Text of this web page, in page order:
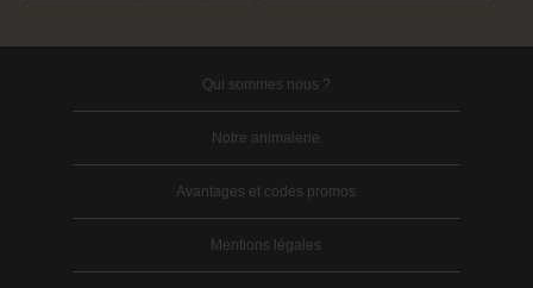
Qui sommes nous ?
Notre animalerie
Avantages et codes promos
Mentions légales